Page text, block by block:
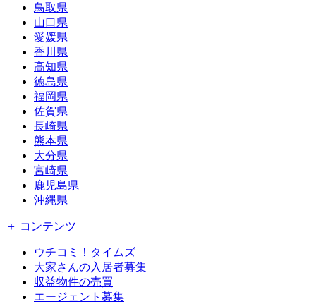
鳥取県
山口県
愛媛県
香川県
高知県
徳島県
福岡県
佐賀県
長崎県
熊本県
大分県
宮崎県
鹿児島県
沖縄県
＋ コンテンツ
ウチコミ！タイムズ
大家さんの入居者募集
収益物件の売買
エージェント募集